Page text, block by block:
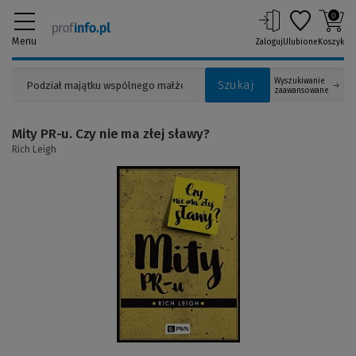
Menu
Szukaj
Wyszukiwanie
zaawansowane
ZalogujUlubione
0
Koszyk
Mity PR-u. Czy nie ma złej sławy?
Rich Leigh